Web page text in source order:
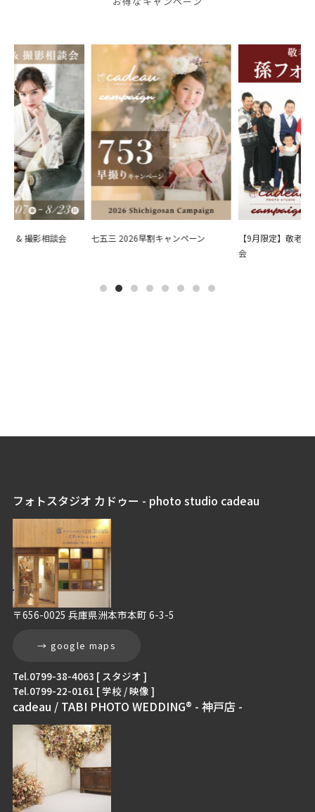
& 撮影相談会 七五三 2026早割キャンペーン
【9月限定】敬老の
会
フォトスタジオ カドゥー - photo studio cadeau
〒656-0025 兵庫県洲本市本町 6-3-5
→ google maps
Tel.0799-38-4063 [ スタジオ ]
Tel.0799-22-0161 [ 学校 / 映像 ]
cadeau / TABI PHOTO WEDDING® - 神戸店 -